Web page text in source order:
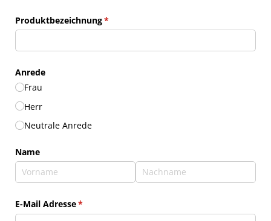
Produktbezeichnung*
(erforderlich)
Anrede
Frau
Herr
Neutrale Anrede
Name
E-Mail Adresse*
(erforderlich)